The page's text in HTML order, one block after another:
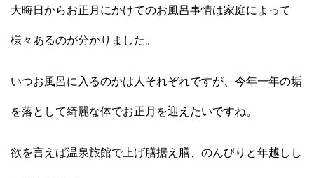
大晦日からお正月にかけてのお風呂事情は家庭によって
様々あるのが分かりました。
いつお風呂に入るのかは人それぞれですが、今年一年の垢
を落として綺麗な体でお正月を迎えたいですね。
欲を言えば温泉旅館で上げ膳据え膳、のんびりと年越しし